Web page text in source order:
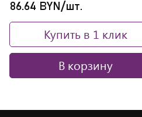
86.64 BYN/шт.
Купить в 1 клик
В корзину